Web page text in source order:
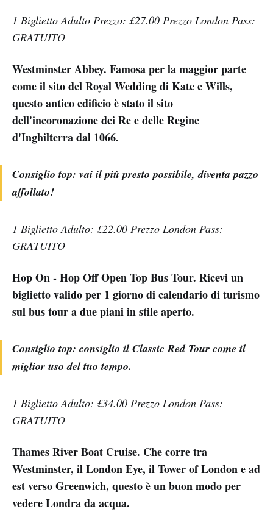
1 Biglietto Adulto Prezzo: £27.00 Prezzo London Pass:
GRATUITO
Westminster Abbey. Famosa per la maggior parte
come il sito del Royal Wedding di Kate e Wills,
questo antico edificio è stato il sito
dell'incoronazione dei Re e delle Regine
d'Inghilterra dal 1066.
Consiglio top: vai il più presto possibile, diventa pazzo
affollato!
1 Biglietto Adulto: £22.00 Prezzo London Pass:
GRATUITO
Hop On - Hop Off Open Top Bus Tour. Ricevi un
biglietto valido per 1 giorno di calendario di turismo
sul bus tour a due piani in stile aperto.
Consiglio top: consiglio il Classic Red Tour come il
miglior uso del tuo tempo.
1 Biglietto Adulto: £34.00 Prezzo London Pass:
GRATUITO
Thames River Boat Cruise. Che corre tra
Westminster, il London Eye, il Tower of London e ad
est verso Greenwich, questo è un buon modo per
vedere Londra da acqua.